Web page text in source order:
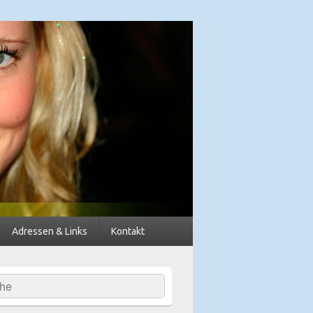
Diepholz
Adressen & Links Kontakt